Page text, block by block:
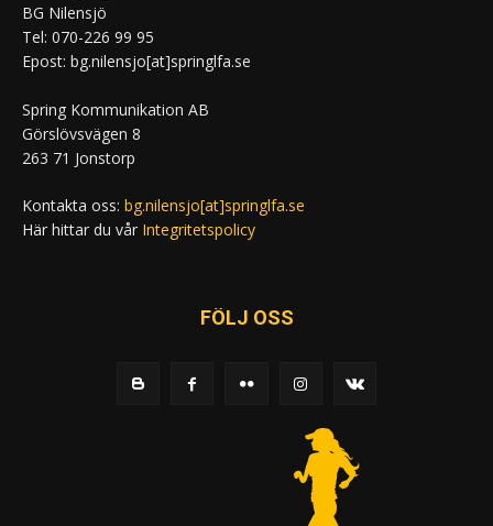
BG Nilensjö
Tel: 070-226 99 95
Epost: bg.nilensjo[at]springlfa.se
Spring Kommunikation AB
Görslövsvägen 8
263 71 Jonstorp
Kontakta oss: bg.nilensjo[at]springlfa.se
Här hittar du vår Integritetspolicy
FÖLJ OSS